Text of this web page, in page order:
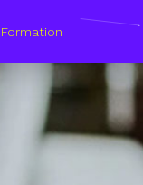
s’engage